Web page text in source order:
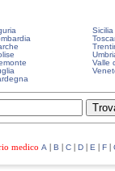
Sicilia
Valle
medico A | B | C | D | E | F |